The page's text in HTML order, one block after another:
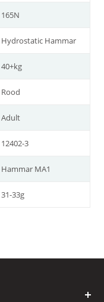
165N
Hydrostatic Hammar
40+kg
Rood
Adult
12402-3
Hammar MA1
31-33g